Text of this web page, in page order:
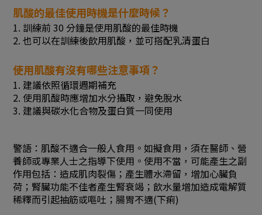
肌酸的最佳使用時機是什麼時候？
1. 訓練前 30 分鐘是使用肌酸的最佳時機
2. 也可以在訓練後飲用肌酸，並可搭配乳清蛋白
使用肌酸有沒有哪些注意事項？
1. 建議依照循環週期補充
2. 使用肌酸時應增加水分攝取，避免脫水
3. 建議與碳水化合物及蛋白質一同使用
警語：肌酸不適合一般人食用。如擬食用，須在醫師、營
養師或專業人士之指導下使用。使用不當，可能產生之副
作用包括：造成肌肉裂傷；產生體水滯留，增加心臟負
荷；腎臟功能不佳者產生腎衰竭；飲水量增加造成電解質
稀釋而引起抽筋或嘔吐；腸胃不適(下痢)